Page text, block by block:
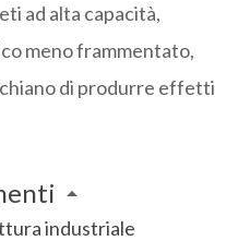
ad alta capacità,
meno frammentato,
di produrre effetti
industriale